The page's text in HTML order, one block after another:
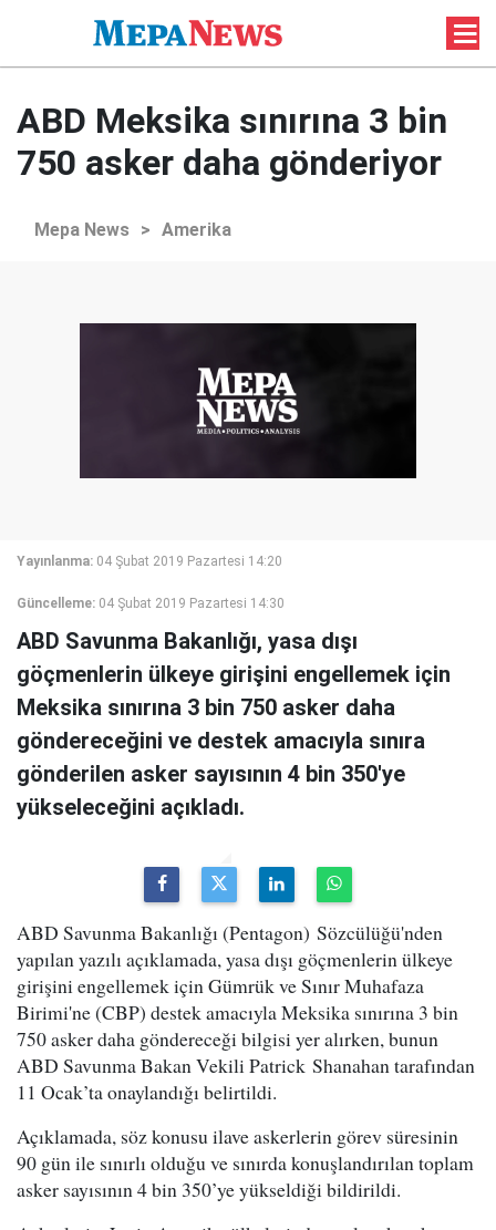
ABD Meksika sınırına 3 bin
750 asker daha gönderiyor
Mepa News > Amerika
Yayınlanma: 04 Şubat 2019 Pazartesi 14:20
Güncelleme: 04 Şubat 2019 Pazartesi 14:30
ABD Savunma Bakanlığı, yasa dışı
göçmenlerin ülkeye girişini engellemek için
Meksika sınırına 3 bin 750 asker daha
göndereceğini ve destek amacıyla sınıra
gönderilen asker sayısının 4 bin 350'ye
yükseleceğini açıkladı.
ABD Savunma Bakanlığı (Pentagon) Sözcülüğü'nden
yapılan yazılı açıklamada, yasa dışı göçmenlerin ülkeye
girişini engellemek için Gümrük ve Sınır Muhafaza
Birimi'ne (CBP) destek amacıyla Meksika sınırına 3 bin
750 asker daha göndereceği bilgisi yer alırken, bunun
ABD Savunma Bakan Vekili Patrick Shanahan tarafından
11 Ocak’ta onaylandığı belirtildi.
Açıklamada, söz konusu ilave askerlerin görev süresinin
90 gün ile sınırlı olduğu ve sınırda konuşlandırılan toplam
asker sayısının 4 bin 350’ye yükseldiği bildirildi.